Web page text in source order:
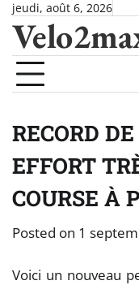
Skip
content
jeudi, août 6, 2026
RECORD
EFFORT
COURSE À
Posted on 1
Voici un nouveau